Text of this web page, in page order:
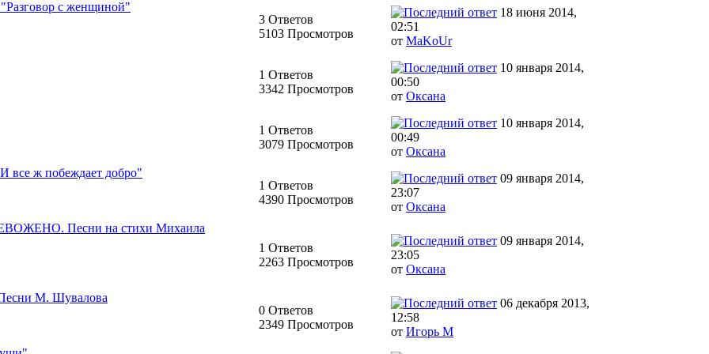
с женщиной"
3 Ответов
5103 Просмотров
18 июня 2014,
02:51
от MaKoUr
1 Ответов
3342 Просмотров
10 января 2014,
00:50
от Оксана
1 Ответов
3079 Просмотров
10 января 2014,
00:49
от Оксана
ж побеждает добро"
1 Ответов
4390 Просмотров
09 января 2014,
23:07
от Оксана
Песни на стихи Михаила
1 Ответов
2263 Просмотров
09 января 2014,
23:05
от Оксана
М. Шувалова
0 Ответов
2349 Просмотров
06 декабря 2013,
12:58
от Игорь М